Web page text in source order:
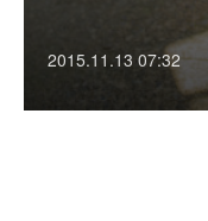
2015.11.13 07:32